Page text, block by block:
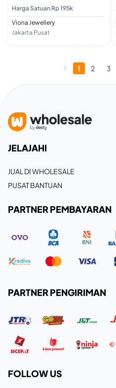
Harga Satuan Rp 195k
Viona Jewellery
Jakarta Pusat
1 2 3
JELAJAHI
JUAL DI WHOLESALE
PUSAT BANTUAN
PARTNER PEMBAYARAN
PARTNER PENGIRIMAN
FOLLOW US